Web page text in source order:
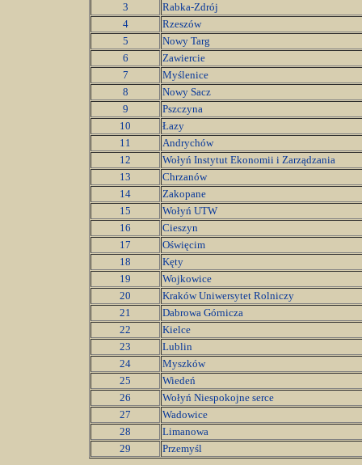
3
Rabka-Zdrój
4
Rzeszów
5
Nowy Targ
6
Zawiercie
7
Myślenice
8
Nowy Sacz
9
Pszczyna
10
Łazy
11
Andrychów
12
Wołyń Instytut Ekonomii i Zarządzania
13
Chrzanów
14
Zakopane
15
Wołyń UTW
16
Cieszyn
17
Oświęcim
18
Kęty
19
Wojkowice
20
Kraków Uniwersytet Rolniczy
21
Dabrowa Górnicza
22
Kielce
23
Lublin
24
Myszków
25
Wiedeń
26
Wołyń Niespokojne serce
27
Wadowice
28
Limanowa
29
Przemyśl